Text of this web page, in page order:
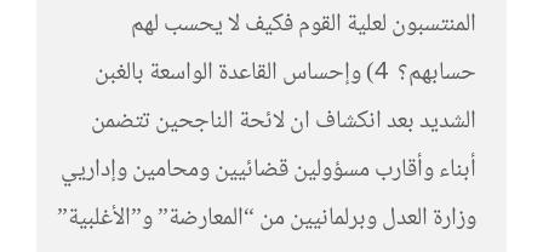
المنتسبون لعلية القوم فكيف لا يحسب لهم
حسابهم؟ 4) وإحساس القاعدة الواسعة بالغبن
الشديد بعد انكشاف ان لائحة الناجحين تتضمن
أبناء وأقارب مسؤولين قضائيين ومحامين وإداريي
وزارة العدل وبرلمانيين من “المعارضة” و”الأغلبية”